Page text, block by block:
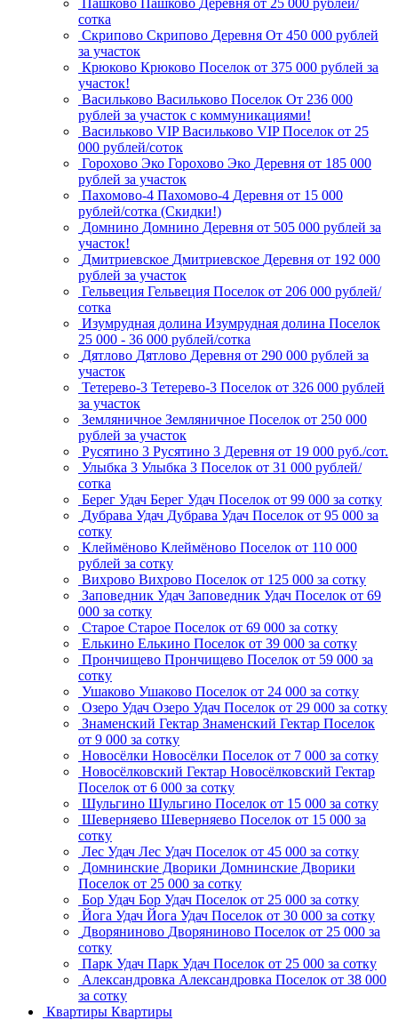
Пашково Пашково Деревня от 25 000 рублей/
сотка
Скрипово Скрипово Деревня От 450 000 рублей
за участок
Крюково Крюково Поселок от 375 000 рублей за
участок!
Васильково Васильково Поселок От 236 000
рублей за участок с коммуникациями!
Васильково VIP Васильково VIP Поселок от 25
000 рублей/соток
Горохово Эко Горохово Эко Деревня от 185 000
рублей за участок
Пахомово-4 Пахомово-4 Деревня от 15 000
рублей/сотка (Скидки!)
Домнино Домнино Деревня от 505 000 рублей за
участок!
Дмитриевское Дмитриевское Деревня от 192 000
рублей за участок
Гельвеция Гельвеция Поселок от 206 000 рублей/
сотка
Изумрудная долина Изумрудная долина Поселок
25 000 - 36 000 рублей/сотка
Дятлово Дятлово Деревня от 290 000 рублей за
участок
Тетерево-3 Тетерево-3 Поселок от 326 000 рублей
за участок
Земляничное Земляничное Поселок от 250 000
рублей за участок
Русятино 3 Русятино 3 Деревня от 19 000 руб./сот.
Улыбка 3 Улыбка 3 Поселок от 31 000 рублей/
сотка
Берег Удач Берег Удач Поселок от 99 000 за сотку
Дубрава Удач Дубрава Удач Поселок от 95 000 за
сотку
Клеймёново Клеймёново Поселок от 110 000
рублей за сотку
Вихрово Вихрово Поселок от 125 000 за сотку
Заповедник Удач Заповедник Удач Поселок от 69
000 за сотку
Старое Старое Поселок от 69 000 за сотку
Елькино Елькино Поселок от 39 000 за сотку
Прончищево Прончищево Поселок от 59 000 за
сотку
Ушаково Ушаково Поселок от 24 000 за сотку
Озеро Удач Озеро Удач Поселок от 29 000 за сотку
Знаменский Гектар Знаменский Гектар Поселок
от 9 000 за сотку
Новосёлки Новосёлки Поселок от 7 000 за сотку
Новосёлковский Гектар Новосёлковский Гектар
Поселок от 6 000 за сотку
Шульгино Шульгино Поселок от 15 000 за сотку
Шеверняево Шеверняево Поселок от 15 000 за
сотку
Лес Удач Лес Удач Поселок от 45 000 за сотку
Домнинские Дворики Домнинские Дворики
Поселок от 25 000 за сотку
Бор Удач Бор Удач Поселок от 25 000 за сотку
Йога Удач Йога Удач Поселок от 30 000 за сотку
Дворяниново Дворяниново Поселок от 25 000 за
сотку
Парк Удач Парк Удач Поселок от 25 000 за сотку
Александровка Александровка Поселок от 38 000
за сотку
Квартиры Квартиры